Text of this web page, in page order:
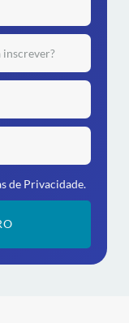
de Privacidade.